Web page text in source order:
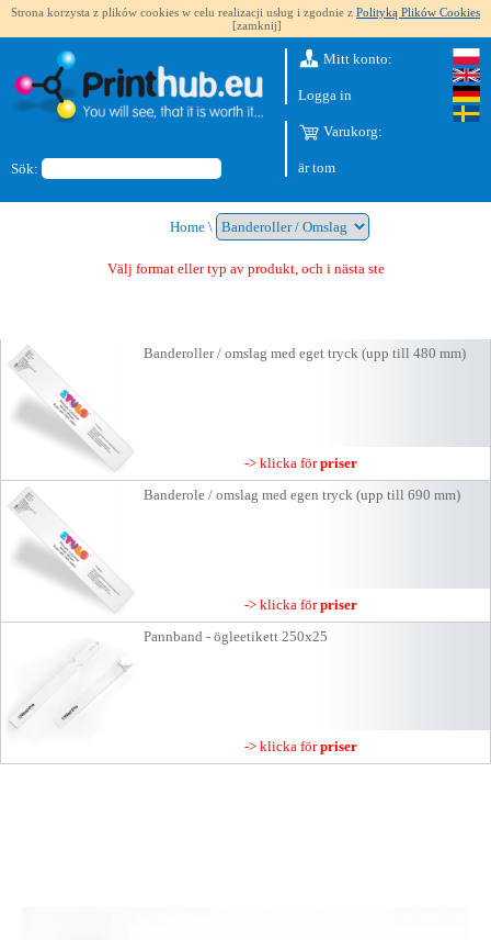
Strona korzysta z plików cookies w celu realizacji usług i zgodnie z Polityką Plików Cookies
[zamknij]
Sök:
Mitt konto:
Logga in
Varukorg:
är tom
Home \
Välj format eller typ av produkt, och i nästa steg får
Banderoller / omslag med eget tryck (upp till 480 mm)
-> klicka förpriser
Banderole / omslag med egen tryck (upp till 690 mm)
-> klicka förpriser
Pannband - ögleetikett 250x25
-> klicka förpriser